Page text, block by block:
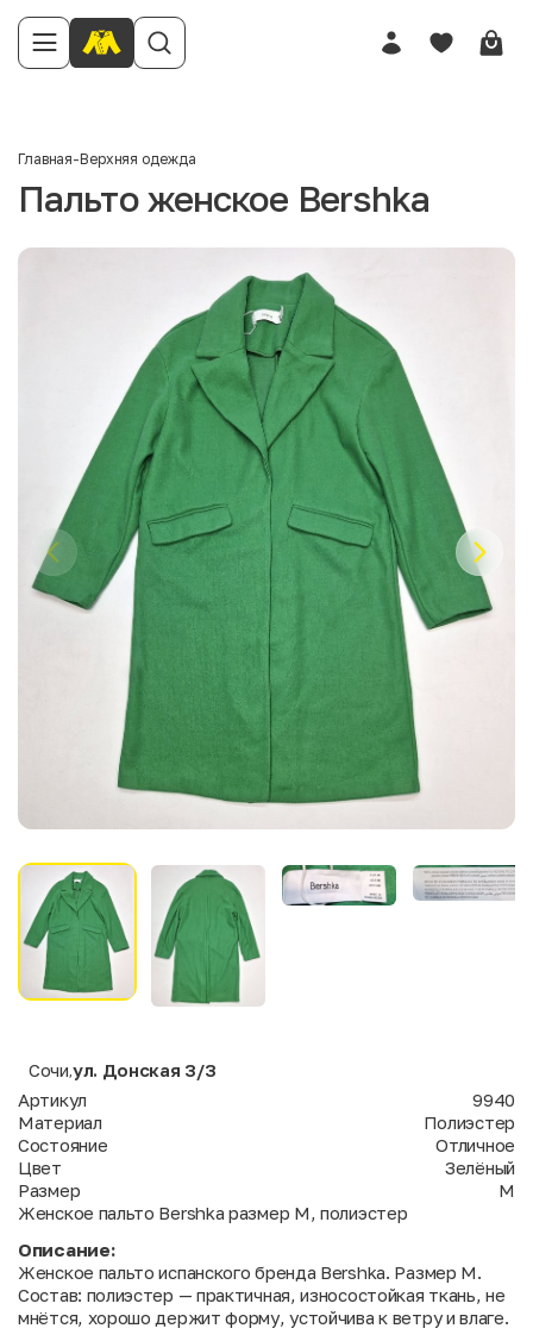
Главная-Верхняя одежда
Пальто женское Bershka
Сочи ул. Донская 3/3
Артикул
9940
Материал
Полиэстер
Состояние
Отличное
Цвет
Зелёный
Размер
M
Женское пальто Bershka размер M, полиэстер
Описание:
Женское пальто испанского бренда Bershka. Размер M.
Состав: полиэстер — практичная, износостойкая ткань, не
мнётся, хорошо держит форму, устойчива к ветру и влаге.